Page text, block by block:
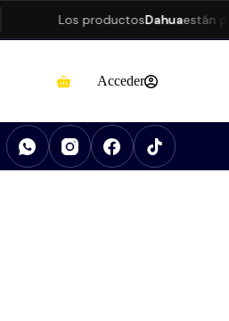
Los productosDahuaestán
Acceder